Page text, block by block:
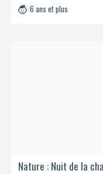
6 ans et plus
Nature : Nuit de la